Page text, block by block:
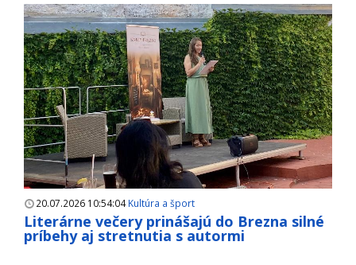
20.07.2026 10:54:04Kultúra a šport
Literárne večery prinášajú do Brezna silné
príbehy aj stretnutia s autormi